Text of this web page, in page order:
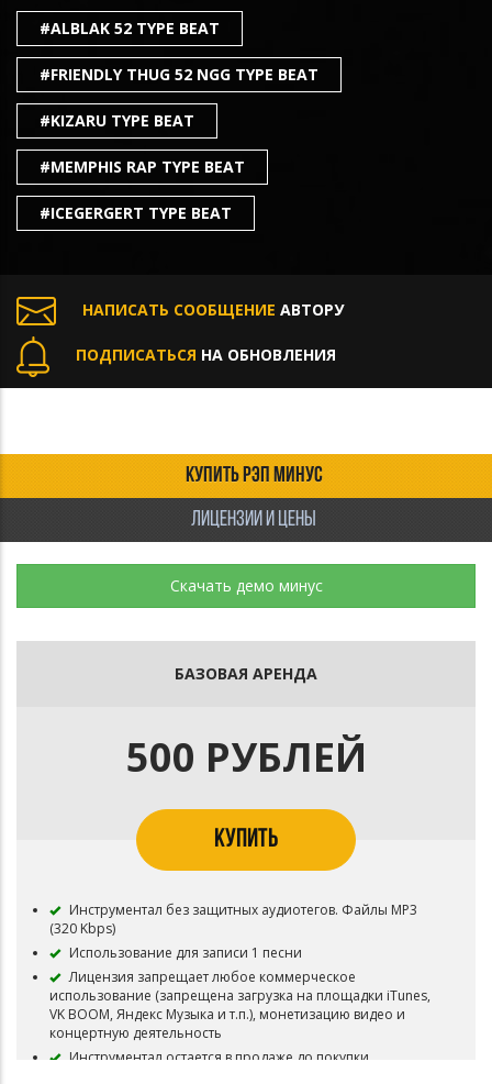
#ALBLAK 52 TYPE BEAT
#FRIENDLY THUG 52 NGG TYPE BEAT
#KIZARU TYPE BEAT
#MEMPHIS RAP TYPE BEAT
#ICEGERGERT TYPE BEAT
НАПИСАТЬ СООБЩЕНИЕ АВТОРУ
ПОДПИСАТЬСЯ НА ОБНОВЛЕНИЯ
КУПИТЬ РЭП МИНУС
ЛИЦЕНЗИИ И ЦЕНЫ
Скачать демо минус
БАЗОВАЯ АРЕНДА
500 РУБЛЕЙ
КУПИТЬ
Инструментал без защитных аудиотегов. Файлы MP3
(320 Kbps)
Использование для записи 1 песни
Лицензия запрещает любое коммерческое
использование (запрещена загрузка на площадки iTunes,
VK BOOM, Яндекс Музыка и т.п.), монетизацию видео и
концертную деятельность
Инструментал остается в продаже до покупки